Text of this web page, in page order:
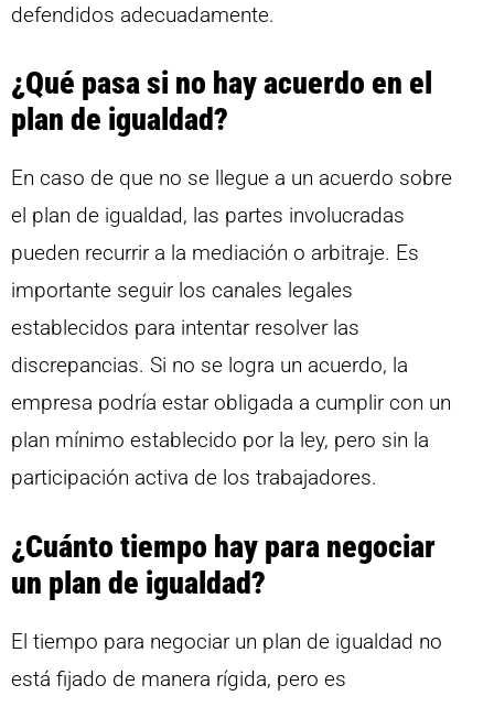
defendidos adecuadamente.
¿Qué pasa si no hay acuerdo en el
plan de igualdad?
En caso de que no se llegue a un acuerdo sobre
el plan de igualdad, las partes involucradas
pueden recurrir a la mediación o arbitraje. Es
importante seguir los canales legales
establecidos para intentar resolver las
discrepancias. Si no se logra un acuerdo, la
empresa podría estar obligada a cumplir con un
plan mínimo establecido por la ley, pero sin la
participación activa de los trabajadores.
¿Cuánto tiempo hay para negociar
un plan de igualdad?
El tiempo para negociar un plan de igualdad no
está fijado de manera rígida, pero es